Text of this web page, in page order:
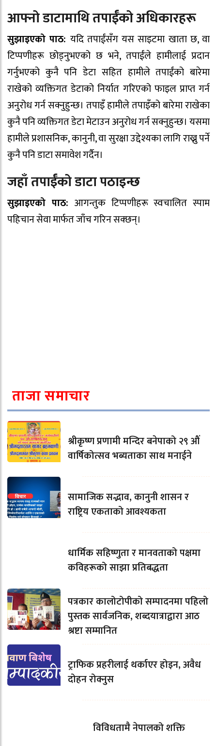
आफ्नो डाटामाथि तपाईँको अधिकारहरू
सुझाइएको पाठ: यदि तपाईंसँग यस साइटमा खाता छ, वा
टिप्पणीहरू छोड्नुभएको छ भने, तपाईंले हामीलाई प्रदान
गर्नुभएको कुनै पनि डेटा सहित हामीले तपाईंको बारेमा
राखेको व्यक्तिगत डेटाको निर्यात गरिएको फाइल प्राप्त गर्न
अनुरोध गर्न सक्नुहुन्छ। तपाइँ हामीले तपाइँको बारेमा राखेका
कुनै पनि व्यक्तिगत डेटा मेटाउन अनुरोध गर्न सक्नुहुन्छ। यसमा
हामीले प्रशासनिक, कानुनी, वा सुरक्षा उद्देश्यका लागि राख्नु पर्ने
कुनै पनि डाटा समावेश गर्दैन।
जहाँ तपाईँको डाटा पठाइन्छ
सुझाइएको पाठ: आगन्तुक टिप्पणीहरू स्वचालित स्पाम
पहिचान सेवा मार्फत जाँच गरिन सक्छन्।
ताजा समाचार
श्रीकृष्ण प्रणामी मन्दिर बनेपाको २९ औं
वार्षिकोत्सव भब्यताका साथ मनाईने
सामाजिक सद्भाव, कानुनी शासन र
राष्ट्रिय एकताको आवश्यकता
धार्मिक सहिष्णुता र मानवताको पक्षमा
कविहरूको साझा प्रतिबद्धता
पत्रकार कालोटोपीको सम्पादनमा पहिलो
पुस्तक सार्वजनिक, शब्दयात्राद्वारा आठ
श्रष्टा सम्मानित
ट्राफिक प्रहरीलाई थर्काएर होइन, अवैध
दोहन रोक्नुस
विविधतामै नेपालको शक्ति